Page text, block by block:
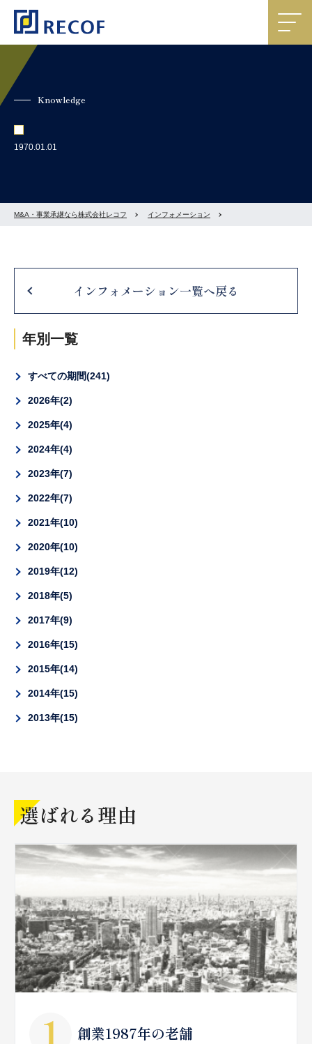
Knowledge
1970.01.01
M&A・事業承継なら株式会社レコフ インフォメーション
インフォメーション一覧へ戻る
年別一覧
すべての期間 241
2026年 2
2025年 4
2024年 4
2023年 7
2022年 7
2021年 10
2020年 10
2019年 12
2018年 5
2017年 9
2016年 15
2015年 14
2014年 15
2013年 15
選ばれる理由
創業1987年の老舗